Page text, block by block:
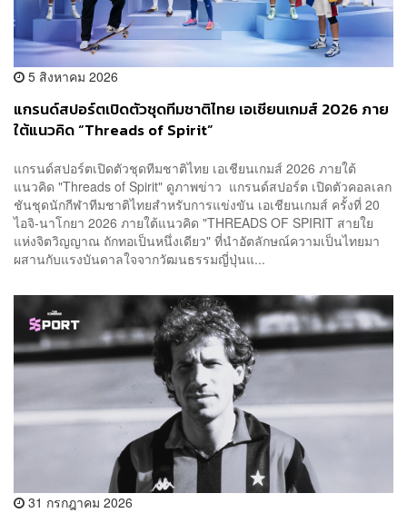
5 สิงหาคม 2026
แกรนด์สปอร์ตเปิดตัวชุดทีมชาติไทย เอเชียนเกมส์ 2026 ภาย
ใต้แนวคิด “Threads of Spirit”
แกรนด์สปอร์ตเปิดตัวชุดทีมชาติไทย เอเชียนเกมส์ 2026 ภายใต้
แนวคิด "Threads of Spirit" ดูภาพข่าว แกรนด์สปอร์ต เปิดตัวคอลเลก
ชันชุดนักกีฬาทีมชาติไทยสำหรับการแข่งขัน เอเชียนเกมส์ ครั้งที่ 20
ไอจิ-นาโกยา 2026 ภายใต้แนวคิด "THREADS OF SPIRIT สายใย
แห่งจิตวิญญาณ ถักทอเป็นหนึ่งเดียว" ที่นำอัตลักษณ์ความเป็นไทยมา
ผสานกับแรงบันดาลใจจากวัฒนธรรมญี่ปุ่นแ...
31 กรกฎาคม 2026